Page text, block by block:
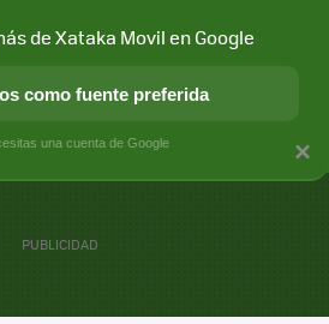
Y SOCIEDAD APLICACIONES
×
de Xataka Movil en Google
como fuente preferida
una cuenta de Google